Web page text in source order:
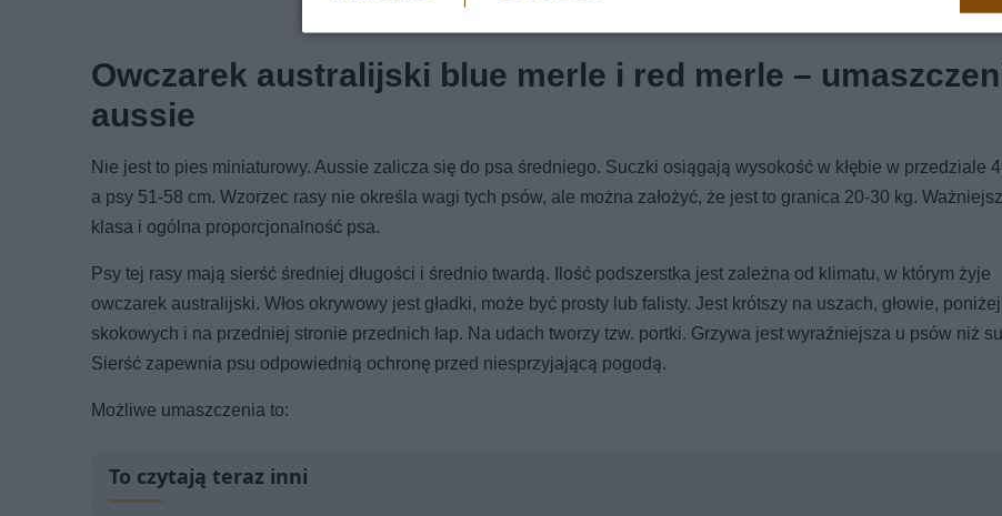
Owczarek australijski blue merle i red merle –
aussie
Nie jest to pies miniaturowy. Aussie zalicza się do psa średniego. Suczki osiągają wysokość w kłębie w przedziale
a psy 51-58 cm. Wzorzec rasy nie określa wagi tych psów, ale można założyć, że jest to granica 20-30 kg.
klasa i ogólna proporcjonalność psa.
Psy tej rasy mają sierść średniej długości i średnio twardą. Ilość podszerstka jest zależna od klimatu, w którym żyje
owczarek australijski. Włos okrywowy jest gładki, może być prosty lub falisty. Jest krótszy na uszach, głowie,
skokowych i na przedniej stronie przednich łap. Na udach tworzy tzw. portki. Grzywa jest wyraźniejsza u psów niż
Sierść zapewnia psu odpowiednią ochronę przed niesprzyjającą pogodą.
Możliwe umaszczenia to:
To czytają teraz inni